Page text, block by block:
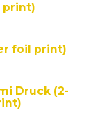
print)
foil print)
Druck (2-